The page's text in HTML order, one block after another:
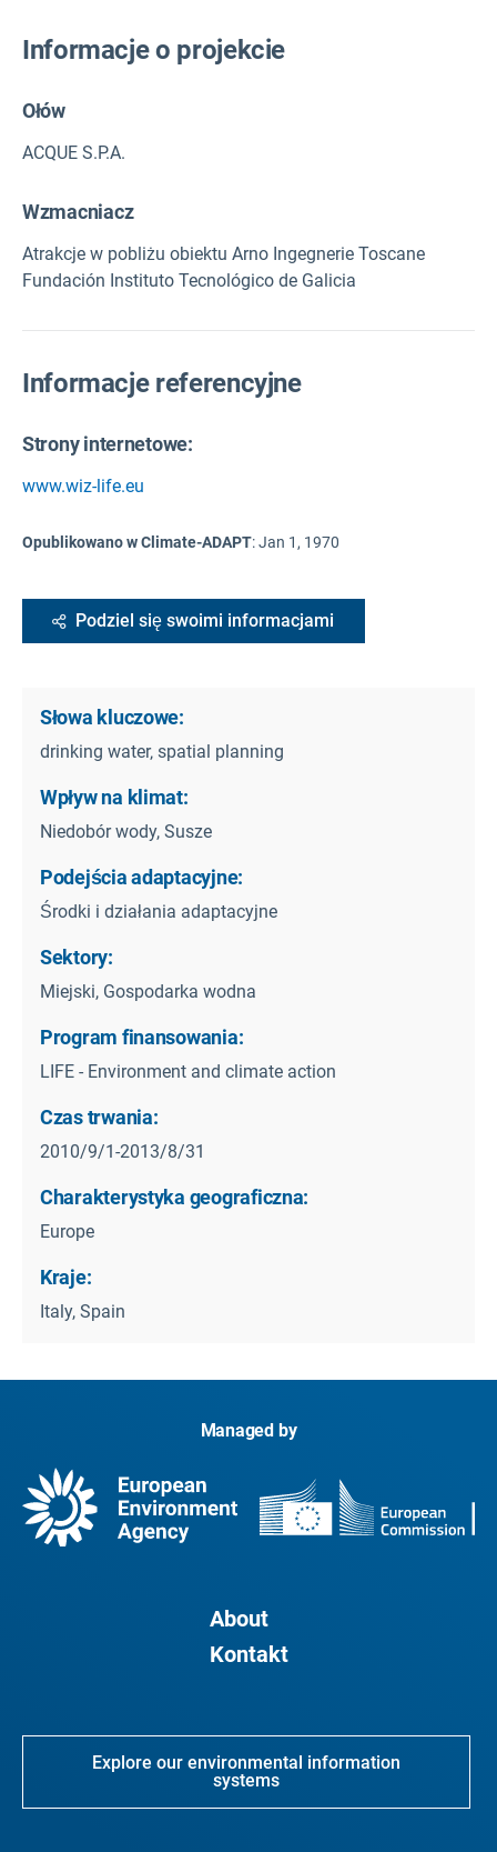
Informacje o projekcie
Ołów
ACQUE S.P.A.
Wzmacniacz
Atrakcje w pobliżu obiektu Arno Ingegnerie Toscane
Fundación Instituto Tecnológico de Galicia
Informacje referencyjne
Strony internetowe:
www.wiz-life.eu
Opublikowano w Climate-ADAPT:Jan 1, 1970
Podziel się swoimi informacjami
Słowa kluczowe:
drinking water‚ spatial planning
Wpływ na klimat:
Niedobór wody, Susze
Podejścia adaptacyjne:
Środki i działania adaptacyjne
Sektory:
Miejski, Gospodarka wodna
Program finansowania:
LIFE - Environment and climate action
Czas trwania:
2010/9/1-2013/8/31
Charakterystyka geograficzna:
Europe
Kraje:
Italy, Spain
Managed by
About
Kontakt
Explore our environmental information
systems